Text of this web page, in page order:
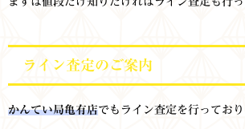
ライン査定のご案内
かんてい局亀有店でもライン査定を行っており